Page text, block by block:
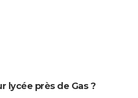
lycée près de Gas ?